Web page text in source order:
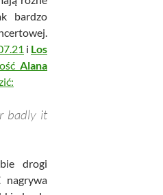
bardzo
i Los
Alana
badly it
drogi
nagrywa